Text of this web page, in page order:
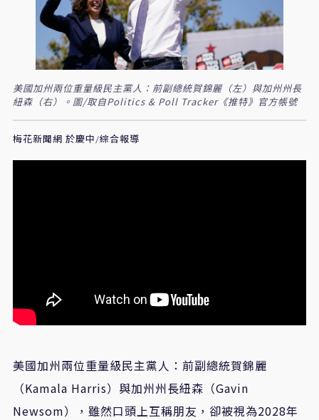
美國加州兩位重量級民主黨人：前副總統賀錦麗（左）與加州州長
紐森（右）。圖/取自Politics & Poll Tracker《推特》官方帳號
梅花新聞網 於慶中/綜合報導
美國加州兩位重量級民主黨人：前副總統賀錦麗
（Kamala Harris）與加州州長紐森（Gavin
Newsom），雖然口頭上互稱朋友，卻被視為2028年